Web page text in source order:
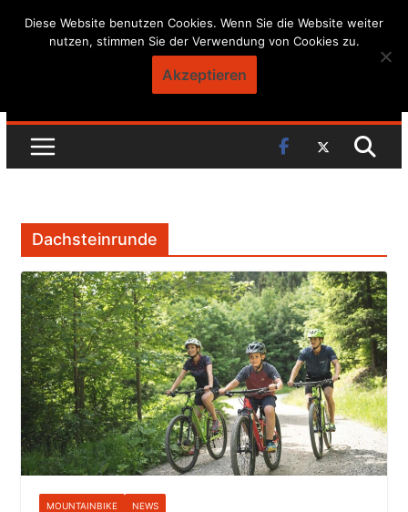
Skip
Dachsteinrunde
MOUNTAINBIKE NEWS
Diese Website benutzen Cookies. Wenn Sie die Website weiter
nutzen, stimmen Sie der Verwendung von Cookies zu.
Akzeptieren